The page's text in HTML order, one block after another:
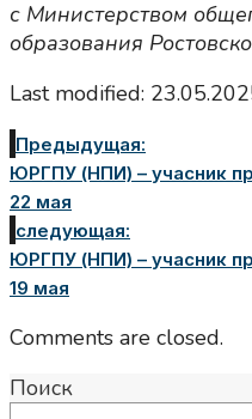
с Министерством
образования
Last modified:
Предыдущая:
ЮРГПУ (НПИ) – учасник
22 мая
следующая:
ЮРГПУ (НПИ) – учасник
19 мая
Comments are closed.
Поиск